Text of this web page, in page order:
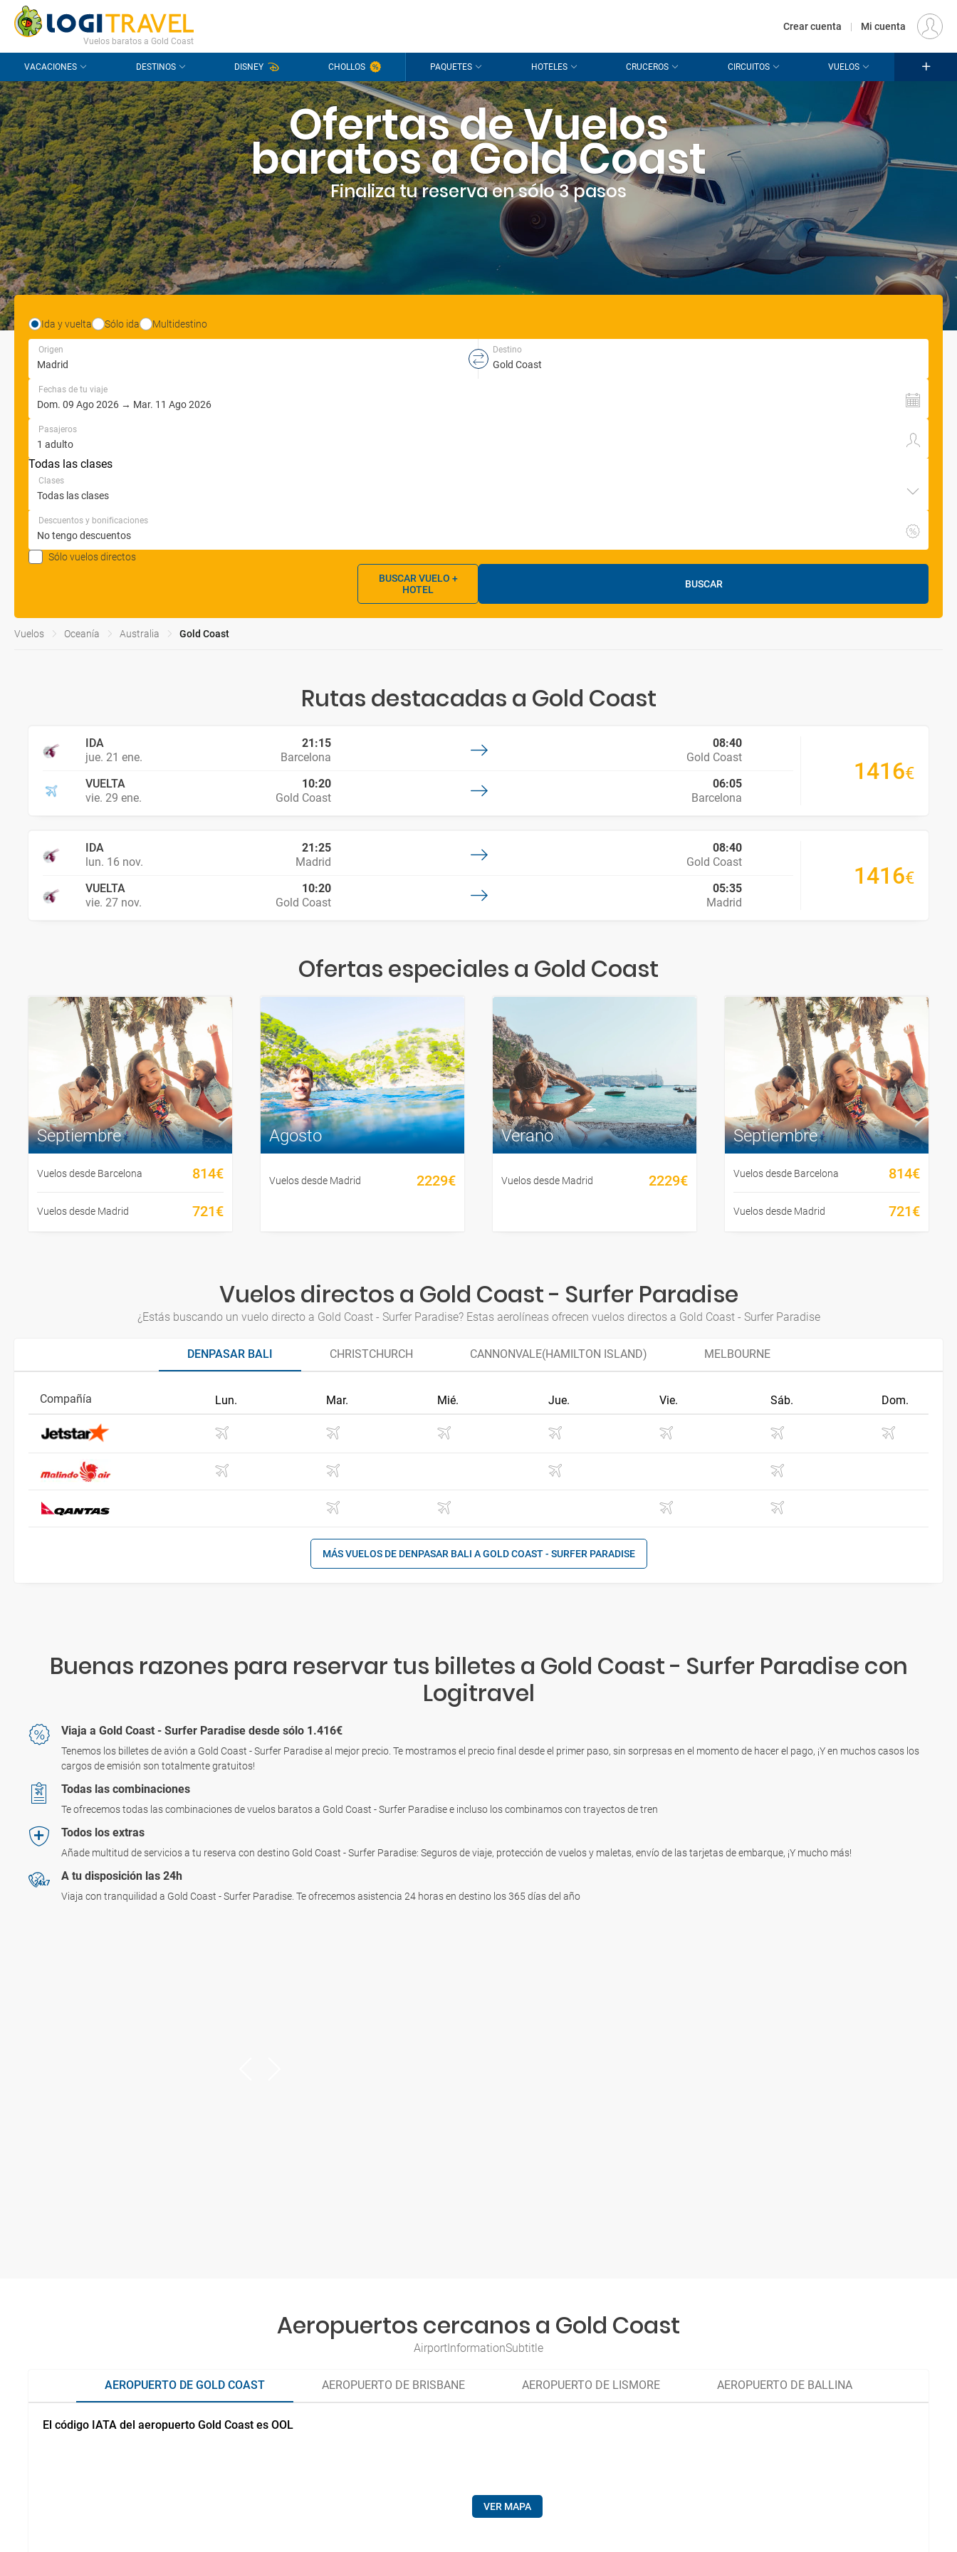
CONTACTO PREGUNTAS FRECUENTES EUR
Vuelos baratos a Gold Coast
Crear cuenta | Mi cuenta
VACACIONES DESTINOS DISNEY CHOLLOS PAQUETES HOTELES CRUCEROS CIRCUITOS VUELOS
Ofertas de Vuelos
baratos a Gold Coast
Finaliza tu reserva en sólo 3 pasos
Ida y vuelta Sólo ida Multidestino
Origen Destino
Fechas de tu viaje
Pasajeros
Todas las clases
Clases
Descuentos y bonificaciones
Sólo vuelos directos
BUSCAR
BUSCAR VUELO +
HOTEL
Vuelos Oceanía Australia Gold Coast
Rutas destacadas a Gold Coast
IDA
jue. 21 ene.
21:15
Barcelona
08:40
Gold Coast
VUELTA
vie. 29 ene.
10:20
Gold Coast
06:05
Barcelona
1416€
IDA
lun. 16 nov.
21:25
Madrid
08:40
Gold Coast
VUELTA
vie. 27 nov.
10:20
Gold Coast
05:35
Madrid
1416€
Ofertas especiales a Gold Coast
Septiembre
Vuelos desde Barcelona 814€
Vuelos desde Madrid 721€
Agosto
Vuelos desde Madrid 2229€
Verano
Vuelos desde Madrid 2229€
Septiembre
Vuelos desde Barcelona 814€
Vuelos desde Madrid 721€
Vuelos directos a Gold Coast - Surfer Paradise
¿Estás buscando un vuelo directo a Gold Coast - Surfer Paradise? Estas aerolíneas ofrecen vuelos directos a Gold Coast - Surfer Paradise
DENPASAR BALI CHRISTCHURCH CANNONVALE(HAMILTON ISLAND) MELBOURNE
Compañía Lun. Mar. Mié. Jue. Vie. Sáb. Dom.
MÁS VUELOS DE DENPASAR BALI A GOLD COAST - SURFER PARADISE
Buenas razones para reservar tus billetes a Gold Coast - Surfer Paradise con
Logitravel
Viaja a Gold Coast - Surfer Paradise desde sólo 1.416€
Tenemos los billetes de avión a Gold Coast - Surfer Paradise al mejor precio. Te mostramos el precio final desde el primer paso, sin sorpresas en el momento de hacer el pago, ¡Y en muchos casos los
cargos de emisión son totalmente gratuitos!
Todas las combinaciones
Te ofrecemos todas las combinaciones de vuelos baratos a Gold Coast - Surfer Paradise e incluso los combinamos con trayectos de tren
Todos los extras
Añade multitud de servicios a tu reserva con destino Gold Coast - Surfer Paradise: Seguros de viaje, protección de vuelos y maletas, envío de las tarjetas de embarque, ¡Y mucho más!
A tu disposición las 24h
Viaja con tranquilidad a Gold Coast - Surfer Paradise. Te ofrecemos asistencia 24 horas en destino los 365 días del año
Aeropuertos cercanos a Gold Coast
AirportInformationSubtitle
AEROPUERTO DE GOLD COAST AEROPUERTO DE BRISBANE AEROPUERTO DE LISMORE AEROPUERTO DE BALLINA
El código IATA del aeropuerto Gold Coast es OOL
VER MAPA